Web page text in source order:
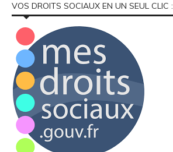
VOS DROITS SOCIAUX EN UN SEUL CLIC :